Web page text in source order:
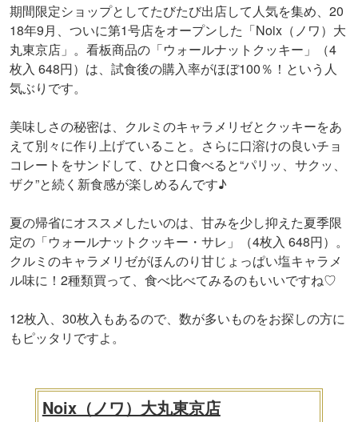
期間限定ショップとしてたびたび出店して人気を集め、20
18年9月、ついに第1号店をオープンした「Noix（ノワ）大
丸東京店」。看板商品の「ウォールナットクッキー」（4
枚入 648円）は、試食後の購入率がほぼ100％！という人
気ぶりです。
美味しさの秘密は、クルミのキャラメリゼとクッキーをあ
えて別々に作り上げていること。さらに口溶けの良いチョ
コレートをサンドして、ひと口食べると“パリッ、サクッ、
ザク”と続く新食感が楽しめるんです♪
夏の帰省にオススメしたいのは、甘みを少し抑えた夏季限
定の「ウォールナットクッキー・サレ」（4枚入 648円）。
クルミのキャラメリゼがほんのり甘じょっぱい塩キャラメ
ル味に！2種類買って、食べ比べてみるのもいいですね♡
12枚入、30枚入もあるので、数が多いものをお探しの方に
もピッタリですよ。
Noix（ノワ）大丸東京店